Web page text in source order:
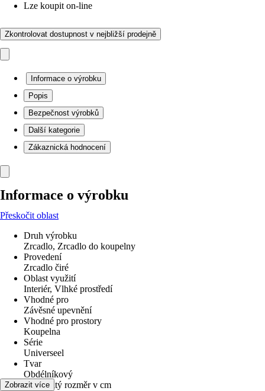
Lze koupit on-line
Zkontrolovat dostupnost v nejbližší prodejně
Informace o výrobku
Popis
Bezpečnost výrobků
Další kategorie
Zákaznická hodnocení
Informace o výrobku
Přeskočit oblast
Druh výrobku
Zrcadlo, Zrcadlo do koupelny
Provedení
Zrcadlo čiré
Oblast využití
Interiér, Vlhké prostředí
Vhodné pro
Závěsné upevnění
Vhodné pro prostory
Koupelna
Série
Universeel
Tvar
Obdélníkový
Jmenovitý rozměr v cm
Zobrazit více